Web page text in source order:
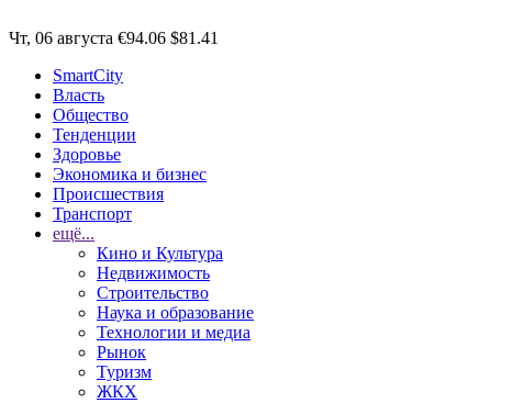
Чт, 06 августа €94.06 $81.41
SmartCity
Власть
Общество
Тенденции
Здоровье
Экономика и бизнес
Происшествия
Транспорт
ещё...
Кино и Культура
Недвижимость
Строительство
Наука и образование
Технологии и медиа
Рынок
Туризм
ЖКХ